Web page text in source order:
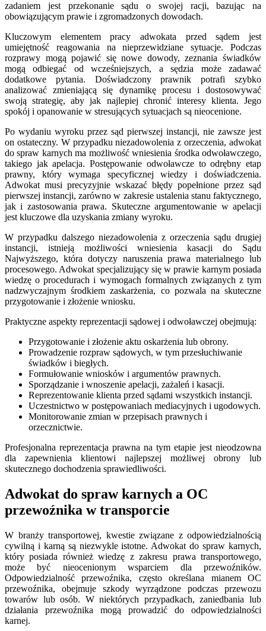
zadaniem jest przekonanie sądu o swojej racji, bazując na
obowiązującym prawie i zgromadzonych dowodach.
Kluczowym elementem pracy adwokata przed sądem jest
umiejętność reagowania na nieprzewidziane sytuacje. Podczas
rozprawy mogą pojawić się nowe dowody, zeznania świadków
mogą odbiegać od wcześniejszych, a sędzia może zadawać
dodatkowe pytania. Doświadczony prawnik potrafi szybko
analizować zmieniającą się dynamikę procesu i dostosowywać
swoją strategię, aby jak najlepiej chronić interesy klienta. Jego
spokój i opanowanie w stresujących sytuacjach są nieocenione.
Po wydaniu wyroku przez sąd pierwszej instancji, nie zawsze jest
on ostateczny. W przypadku niezadowolenia z orzeczenia, adwokat
do spraw karnych ma możliwość wniesienia środka odwoławczego,
takiego jak apelacja. Postępowanie odwoławcze to odrębny etap
prawny, który wymaga specyficznej wiedzy i doświadczenia.
Adwokat musi precyzyjnie wskazać błędy popełnione przez sąd
pierwszej instancji, zarówno w zakresie ustalenia stanu faktycznego,
jak i zastosowania prawa. Skuteczne argumentowanie w apelacji
jest kluczowe dla uzyskania zmiany wyroku.
W przypadku dalszego niezadowolenia z orzeczenia sądu drugiej
instancji, istnieją możliwości wniesienia kasacji do Sądu
Najwyższego, która dotyczy naruszenia prawa materialnego lub
procesowego. Adwokat specjalizujący się w prawie karnym posiada
wiedzę o procedurach i wymogach formalnych związanych z tym
nadzwyczajnym środkiem zaskarżenia, co pozwala na skuteczne
przygotowanie i złożenie wniosku.
Praktyczne aspekty reprezentacji sądowej i odwoławczej obejmują:
Przygotowanie i złożenie aktu oskarżenia lub obrony.
Prowadzenie rozpraw sądowych, w tym przesłuchiwanie
świadków i biegłych.
Formułowanie wniosków i argumentów prawnych.
Sporządzanie i wnoszenie apelacji, zażaleń i kasacji.
Reprezentowanie klienta przed sądami wszystkich instancji.
Uczestnictwo w postępowaniach mediacyjnych i ugodowych.
Monitorowanie zmian w przepisach prawnych i
orzecznictwie.
Profesjonalna reprezentacja prawna na tym etapie jest nieodzowna
dla zapewnienia klientowi najlepszej możliwej obrony lub
skutecznego dochodzenia sprawiedliwości.
Adwokat do spraw karnych a OC
przewoźnika w transporcie
W branży transportowej, kwestie związane z odpowiedzialnością
cywilną i karną są niezwykle istotne. Adwokat do spraw karnych,
który posiada również wiedzę z zakresu prawa transportowego,
może być nieocenionym wsparciem dla przewoźników.
Odpowiedzialność przewoźnika, często określana mianem OC
przewoźnika, obejmuje szkody wyrządzone podczas przewozu
towarów lub osób. W niektórych przypadkach, zaniedbania lub
działania przewoźnika mogą prowadzić do odpowiedzialności
karnej.